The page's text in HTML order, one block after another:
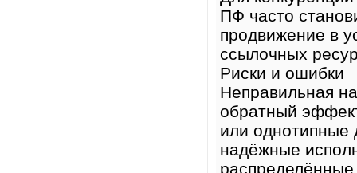
ПФ часто
продвижение в
ссылочных
Риски и ошибки
Неправильная
обратный
или однотипные
надёжные